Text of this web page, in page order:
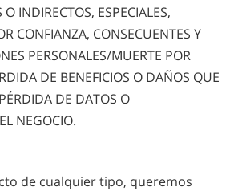
INDIRECTOS, ESPECIALES,
CONFIANZA, CONSECUENTES Y
PERSONALES/MUERTE POR
DE BENEFICIOS O DAÑOS QUE
DE DATOS O
NEGOCIO.
de cualquier tipo, queremos